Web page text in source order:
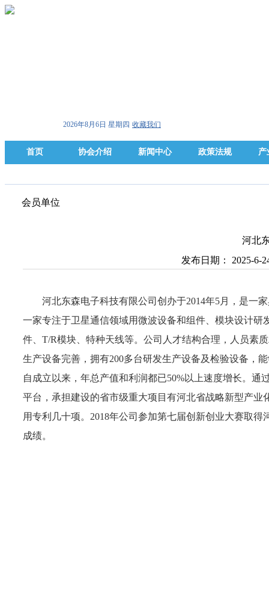
2026年8月6日 星期四 收藏我们
首页 协会介绍 新闻中心 政策法规 产
会员单位
河北
发布日期： 2025-6-
河北东森电子科技有限公司创办于2014年5月，是一
一家专注于卫星通信领域用微波设备和组件、模块设计
件、T/R模块、特种天线等。公司人才结构合理，人员素
生产设备完善，拥有200多台研发生产设备及检验设备，
自成立以来，年总产值和利润都已50%以上速度增长。
平台，承担建设的省市级重大项目有河北省战略新型产
用专利几十项。2018年公司参加第七届创新创业大赛取
成绩。